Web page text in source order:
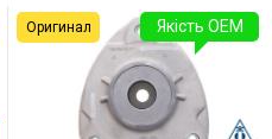
Якість OEM
Оригинал